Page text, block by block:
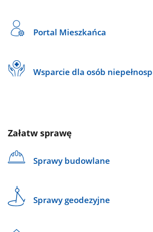
Portal Mieszkańca
Wsparcie dla osób
Załatw sprawę
Sprawy budowlane
Sprawy geodezyjne